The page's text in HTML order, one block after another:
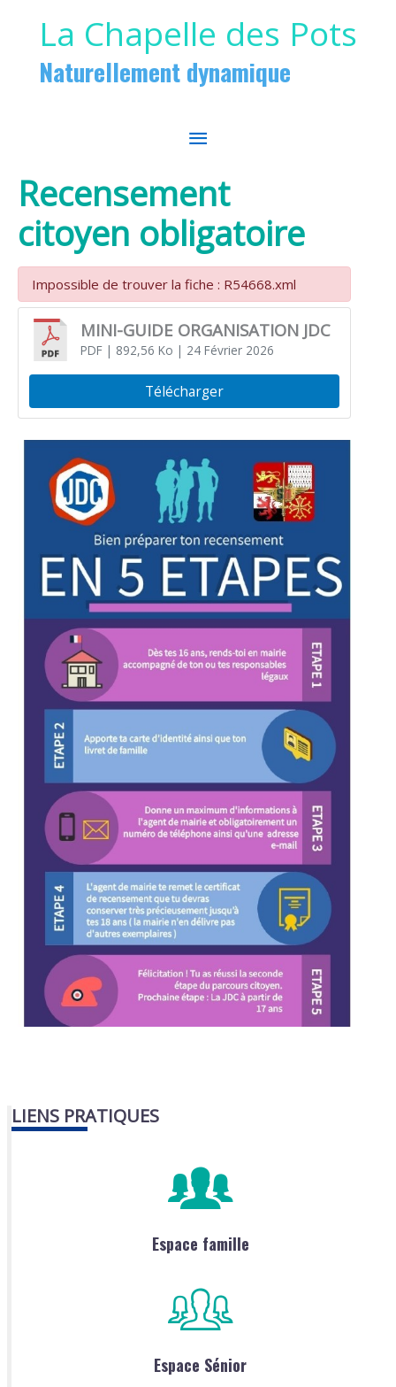
La Chapelle des Pots
Naturellement dynamique
MENU
PRINCIPAL
Recensement
citoyen obligatoire
Impossible de trouver la fiche : R54668.xml
MINI-GUIDE ORGANISATION JDC
PDF| 892,56 Ko | 24 Février 2026
Télécharger
LIENS PRATIQUES
Espace famille
Espace Sénior